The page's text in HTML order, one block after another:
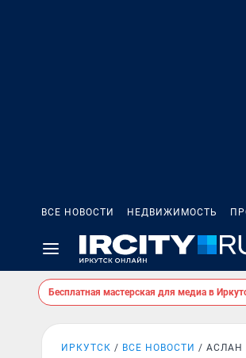
ВСЕ НОВОСТИ НЕДВИЖИМОСТЬ
Бесплатная мастерская для медиа в
ИРКУТСК ВСЕ НОВОСТИ АСЛАН